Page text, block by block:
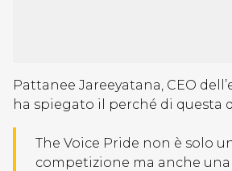
Pattanee Jareeyatana, CEO
ha spiegato il perché di questa
The Voice Pride non è solo
competizione ma anche